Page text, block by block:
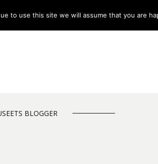
BLOGGER
to use this site we will assume that you are